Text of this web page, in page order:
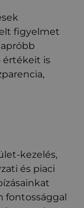
figyelmet
értékeit is
kezelés,
és piaci
fontossággal